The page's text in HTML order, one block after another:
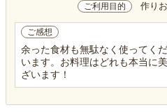
ご利用目的 作り
ご感想
余った食材も無駄なく使ってく
います。お料理はどれも本当に
ざいます！